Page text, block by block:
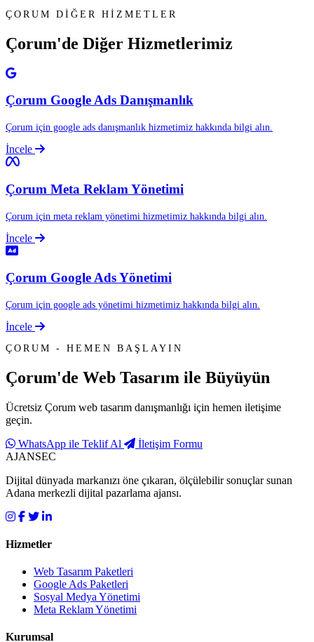
ÇORUM DİĞER HİZMETLER
Çorum'de Diğer Hizmetlerimiz
Çorum Google Ads Danışmanlık
Çorum için google ads danışmanlık hizmetimiz hakkında bilgi alın.
İncele
Çorum Meta Reklam Yönetimi
Çorum için meta reklam yönetimi hizmetimiz hakkında bilgi alın.
İncele
Çorum Google Ads Yönetimi
Çorum için google ads yönetimi hizmetimiz hakkında bilgi alın.
İncele
ÇORUM - HEMEN BAŞLAYIN
Çorum'de Web Tasarım ile Büyüyün
Ücretsiz Çorum web tasarım danışmanlığı için hemen iletişime
geçin.
WhatsApp ile Teklif Al
İletişim Formu
AJANSEC
Dijital dünyada markanızı öne çıkaran, ölçülebilir sonuçlar sunan
Adana merkezli dijital pazarlama ajansı.
Hizmetler
Web Tasarım Paketleri
Google Ads Paketleri
Sosyal Medya Yönetimi
Meta Reklam Yönetimi
Kurumsal